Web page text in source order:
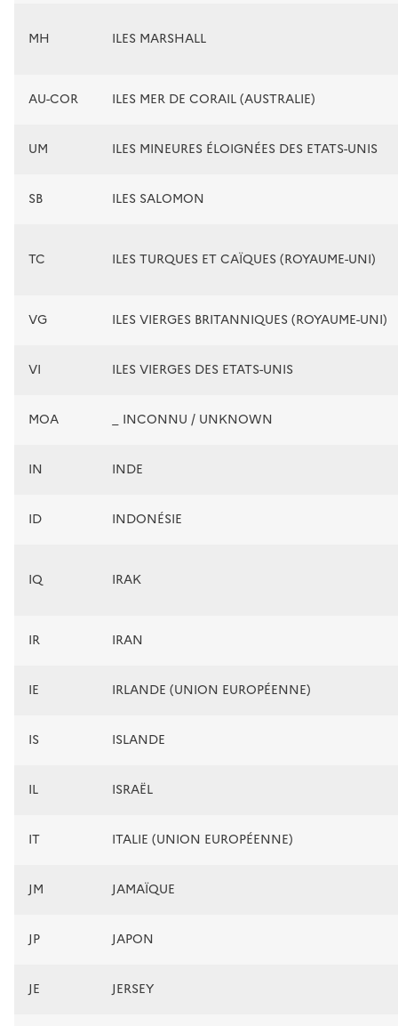
MH ILES MARSHALL
AU-COR ILES MER DE CORAIL (AUSTRALIE)
UM ILES MINEURES ÉLOIGNÉES DES ETATS-UNIS
SB ILES SALOMON
TC ILES TURQUES ET CAÏQUES (ROYAUME-UNI)
VG ILES VIERGES BRITANNIQUES (ROYAUME-UNI)
VI ILES VIERGES DES ETATS-UNIS
MOA _ INCONNU / UNKNOWN
IN INDE
ID INDONÉSIE
IQ IRAK
IR IRAN
IE IRLANDE (UNION EUROPÉENNE)
IS ISLANDE
IL ISRAËL
IT ITALIE (UNION EUROPÉENNE)
JM JAMAÏQUE
JP JAPON
JE JERSEY